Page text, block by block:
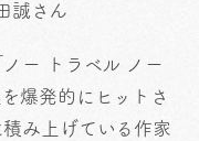
誠さん
ー トラベル ノー
爆発的にヒットさ
み上げている作家